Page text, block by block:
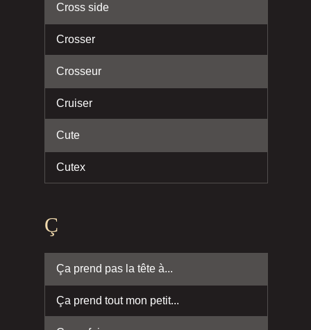
Cross side
Crosser
Crosseur
Cruiser
Cute
Cutex
Ç
Ça prend pas la tête à...
Ça prend tout mon petit...